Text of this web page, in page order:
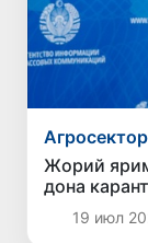
Агросектор
Жорий
дона
қилинди
19 июл